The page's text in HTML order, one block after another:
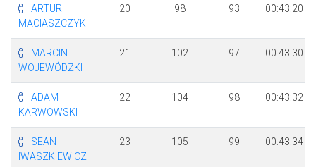
ARTUR
MACIASZCZYK
20 98 93 00:43:20
MARCIN
WOJEWÓDZKI
21 102 97 00:43:30
ADAM
KARWOWSKI
22 104 98 00:43:32
SEAN
IWASZKIEWICZ
23 105 99 00:43:34